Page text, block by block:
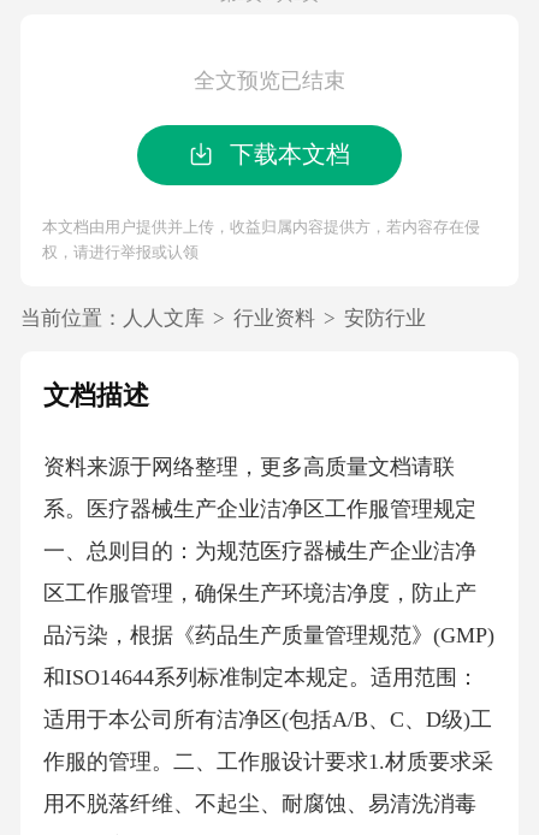
全文预览已结束
下载本文档
本文档由用户提供并上传，收益归属内容提供方，若内容存在侵
权，请进行举报或认领
当前位置： 人人文库 > 行业资料 > 安防行业
文档描述
资料来源于网络整理，更多高质量文档请联
系。医疗器械生产企业洁净区工作服管理规定
一、总则目的‌：为规范医疗器械生产企业洁净
区工作服管理，确保生产环境洁净度，防止产
品污染，根据《药品生产质量管理规范》(GMP)
和ISO14644系列标准制定本规定。适用范围‌：
适用于本公司所有洁净区(包括A/B、C、D级)工
作服的管理。二、工作服设计要求1.材质要求采
用不脱落纤维、不起尘、耐腐蚀、易清洗消毒